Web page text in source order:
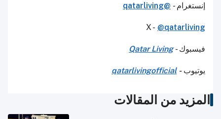
إنستغرام - @qatarliving
X - @qatarliving
فيسبوك -Qatar Living
يوتيوب-
qatarlivingofficial
المزيد من المقالات